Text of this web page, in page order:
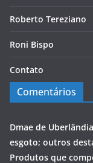
Roberto Tereziano
Roni Bispo
Contato
Comentários
Dmae de
esgoto; outros
Produtos que